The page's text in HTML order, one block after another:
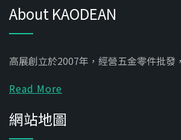
About KAODEAN
高展創立於2007年，經營五金零件批發
Read More
網站地圖